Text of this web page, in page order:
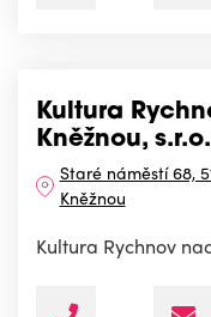
Kultura
Kněžnou, s.r.o.
Staré náměstí 68,
Kněžnou
Kultura Rychnov